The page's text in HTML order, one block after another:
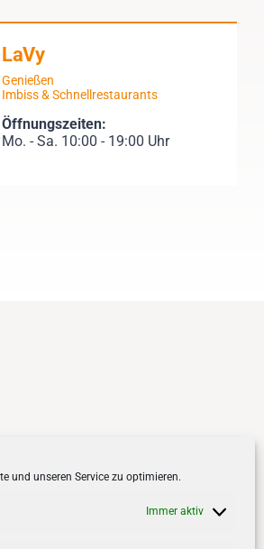
und unseren Service zu optimieren.
Immer aktiv
LaVy
Genießen
Imbiss & Schnellrestaurants
Öffnungszeiten:
Mo. - Sa. 10:00 - 19:00 Uhr
facebook